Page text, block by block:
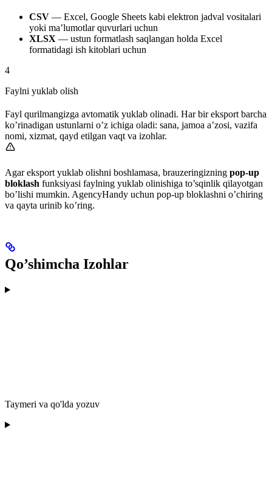
CSV — Excel, Google Sheets kabi elektron jadval vositalari
yoki ma’lumotlar quvurlari uchun
XLSX — ustun formatlash saqlangan holda Excel
formatidagi ish kitoblari uchun
4
Faylni yuklab olish
Fayl qurilmangizga avtomatik yuklab olinadi. Har bir eksport barcha
ko’rinadigan ustunlarni o’z ichiga oladi: sana, jamoa a’zosi, vazifa
nomi, xizmat, qayd etilgan vaqt va izohlar.
Agar eksport yuklab olishni boshlamasa, brauzeringizning pop-up
bloklash funksiyasi faylning yuklab olinishiga to’sqinlik qilayotgan
bo’lishi mumkin. AgencyHandy uchun pop-up bloklashni o’chiring
va qayta urinib ko’ring.
Qo’shimcha Izohlar
Taymeri va qo'lda yozuv